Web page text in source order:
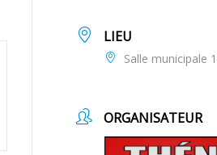
LIEU
Salle municipale
ORGANISATEUR